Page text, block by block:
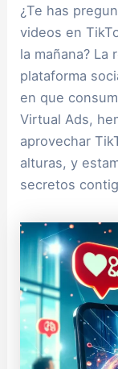
¿Te has
videos en
la mañana?
plataforma
en que
Virtual Ads,
aprovechar
alturas, y
secretos